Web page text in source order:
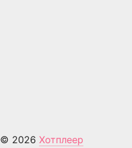
© 2026 Хотплеер